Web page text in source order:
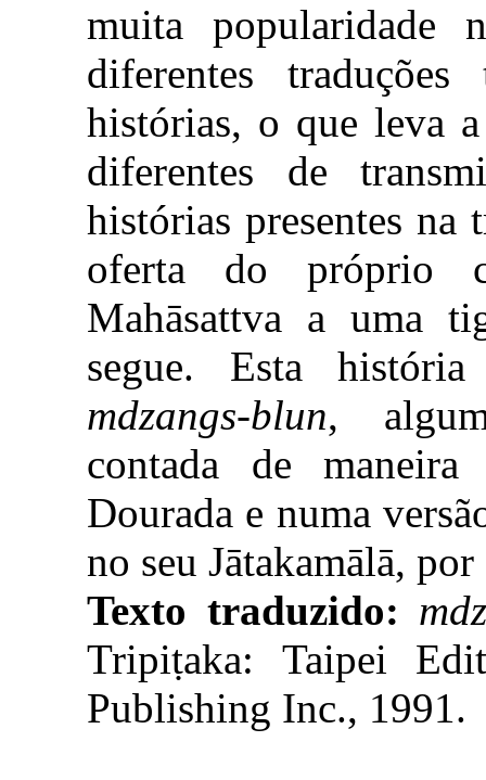
muita popularidade
diferentes
histórias, o que leva
diferentes de
histórias presentes na
oferta do próprio
Mahāsattva a uma
segue. Esta
mdzangs-blun,
contada de
Dourada e numa
no seu Jātakamālā,
Texto traduzido:
Tripiṭaka: Taipei
Publishing Inc., 1991.